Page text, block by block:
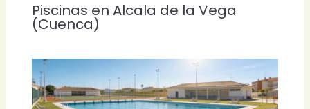
Piscinas en Alcala de la Vega
(Cuenca)